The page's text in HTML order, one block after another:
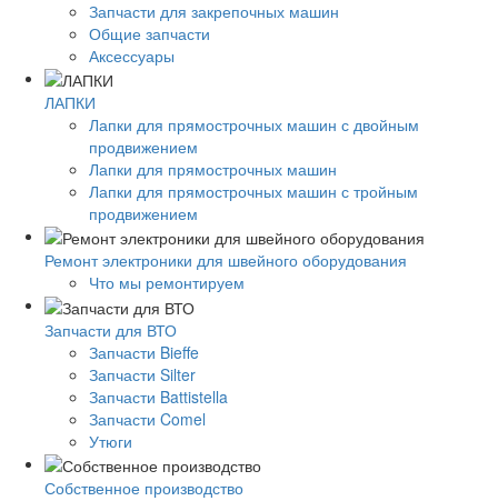
Запчасти для закрепочных машин
Общие запчасти
Аксессуары
ЛАПКИ
Лапки для прямострочных машин с двойным
продвижением
Лапки для прямострочных машин
Лапки для прямострочных машин с тройным
продвижением
Ремонт электроники для швейного оборудования
Что мы ремонтируем
Запчасти для ВТО
Запчасти Bieffe
Запчасти Silter
Запчасти Battistella
Запчасти Comel
Утюги
Собственное производство